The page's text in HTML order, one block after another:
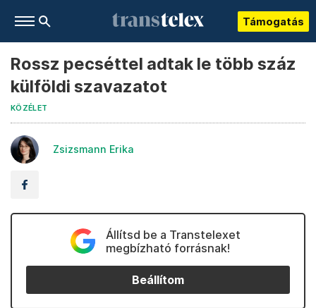
Támogatás
Rossz pecséttel adtak le több száz
külföldi szavazatot
KÖZÉLET
Zsizsmann Erika
Állítsd be a Transtelexet
megbízható forrásnak!
Beállítom